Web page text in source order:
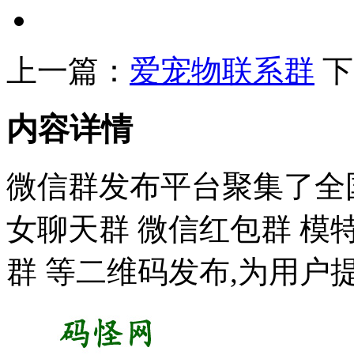
上一篇： 爱宠物联系群
内容详情
微信群发布平台聚集了
女聊天群 微信红包群 模
群 等二维码发布,为用户